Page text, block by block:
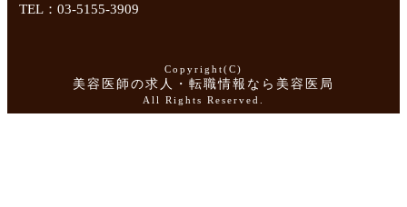
TEL：03-5155-3909
Copyright(C)
美容医師の求人・転職情報なら美容医局
All Rights Reserved.